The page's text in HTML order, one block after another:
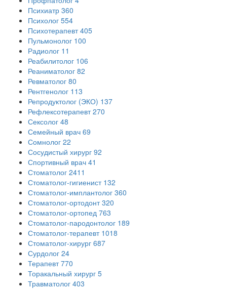
Психиатр 360
Психолог 554
Психотерапевт 405
Пульмонолог 100
Радиолог 11
Реабилитолог 106
Реаниматолог 82
Ревматолог 80
Рентгенолог 113
Репродуктолог (ЭКО) 137
Рефлексотерапевт 270
Сексолог 48
Семейный врач 69
Сомнолог 22
Сосудистый хирург 92
Спортивный врач 41
Стоматолог 2411
Стоматолог-гигиенист 132
Стоматолог-имплантолог 360
Стоматолог-ортодонт 320
Стоматолог-ортопед 763
Стоматолог-пародонтолог 189
Стоматолог-терапевт 1018
Стоматолог-хирург 687
Сурдолог 24
Терапевт 770
Торакальный хирург 5
Травматолог 403